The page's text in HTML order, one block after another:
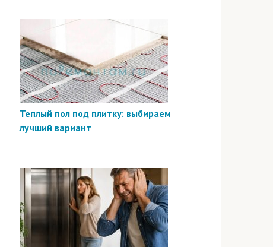
Теплый пол под плитку: выбираем
лучший вариант